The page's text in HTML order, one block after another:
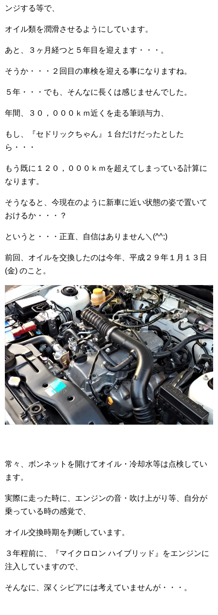
ンジする等で、
オイル類を潤滑させるようにしています。
あと、３ヶ月経つと５年目を迎えます・・・。
そうか・・・２回目の車検を迎える事になりますね。
５年・・・でも、そんなに長くは感じませんでした。
年間、３０，０００ｋｍ近くを走る筆頭与力、
もし、『セドリックちゃん』１台だけだったとした
ら・・・
もう既に１２０，０００ｋｍを超えてしまっている計算に
なります。
そうなると、今現在のように新車に近い状態の姿で置いて
おけるか・・・？
というと・・・正直、自信はありません＼(^^;)
前回、オイルを交換したのは今年、平成２９年１月１３日
(金) のこと。
常々、ボンネットを開けてオイル・冷却水等は点検してい
ます。
実際に走った時に、エンジンの音・吹け上がり等、自分が
乗っている時の感覚で、
オイル交換時期を判断しています。
３年程前に、『マイクロロン ハイブリッド』をエンジンに
注入していますので、
そんなに、深くシビアには考えていませんが・・・。